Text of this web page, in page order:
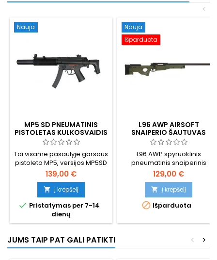
<
Nauja
MP5 SD PNEUMATINIS
PISTOLETAS KULKOSVAIDIS
Tai visame pasaulyje garsaus
pistoleto MP5, versijos MP5SD
su integruotu duslintuvu (SD-
Schalldämpfer, vokiškai
"garso slopintuvas"), kopija.
Šį pistoletą naudoja kariškiai
ir policija visame pasaulyje,
jis dažnai matomas vaizdo
žaidimuose ir filmuose.
139,00 €
 Į krepšelį
 Pristatymas per 7-14
dienų
Nauja
Išparduota
L96 AWP AIRSOFT
SNAIPERIO ŠAUTUVAS
L96 AWP spyruoklinis
pneumatinis snaiperinis
šautuvas
129,00 €
 Į krepšelį
 Išparduota
JUMS TAIP PAT GALI PATIKTI >
<